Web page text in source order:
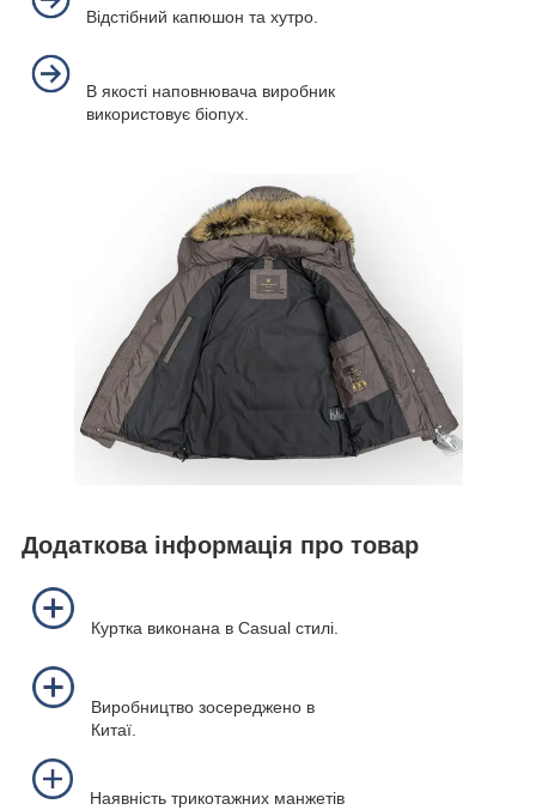
Відстібний капюшон та хутро.
В якості наповнювача виробник
використовує біопух.
Додаткова інформація про товар
Куртка виконана в Casual стилі.
Виробництво зосереджено в
Китаї.
Наявність трикотажних манжетів